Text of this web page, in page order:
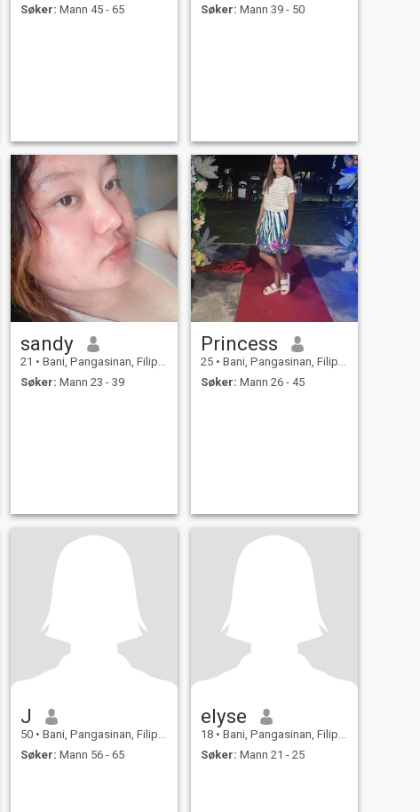
Søker: Mann 45 - 65
Søker: Mann 39 - 50
sandy
21 • Bani, Pangasinan, Filippinene
Søker: Mann 23 - 39
Princess
25 • Bani, Pangasinan, Filippinene
Søker: Mann 26 - 45
J
50 • Bani, Pangasinan, Filippinene
Søker: Mann 56 - 65
elyse
18 • Bani, Pangasinan, Filippinene
Søker: Mann 21 - 25